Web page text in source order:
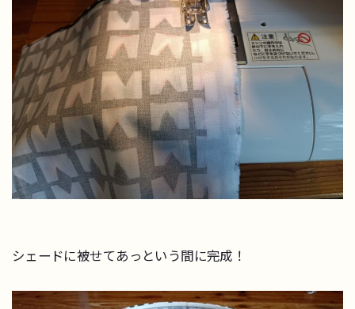
シェードに被せてあっという間に完成！